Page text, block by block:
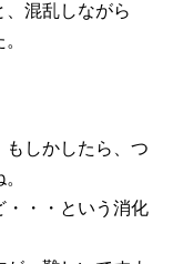
混乱しながら
もしかしたら、つ
・・・という消化